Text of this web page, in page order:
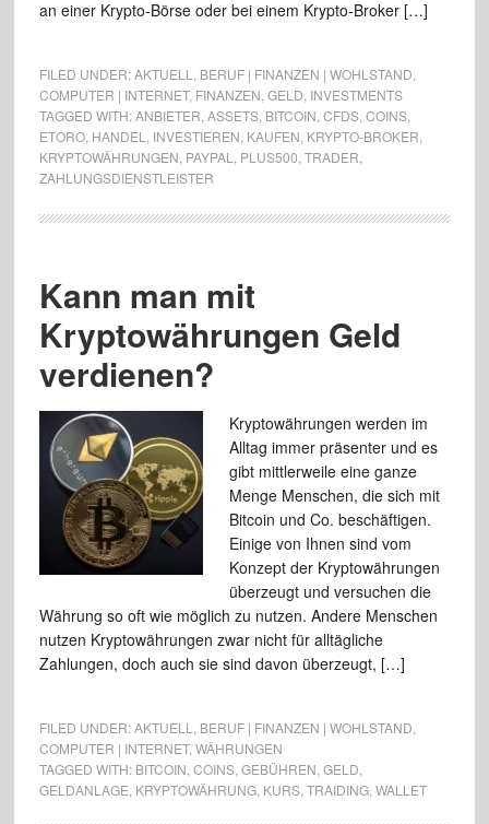
an einer Krypto-Börse oder bei einem Krypto-Broker […]
FILED UNDER:AKTUELL BERUF | FINANZEN | WOHLSTAND
COMPUTER | INTERNET, FINANZEN GELD INVESTMENTS
TAGGED WITH:ANBIETER ASSETS, BITCOIN CFDS, COINS,
ETORO, HANDEL INVESTIEREN KAUFEN KRYPTO-BROKER
KRYPTOWÄHRUNGEN PAYPAL PLUS500 TRADER
ZAHLUNGSDIENSTLEISTER
Kann man mit
Kryptowährungen Geld
verdienen?
Kryptowährungen werden im
Alltag immer präsenter und es
gibt mittlerweile eine ganze
Menge Menschen, die sich mit
Bitcoin und Co. beschäftigen.
Einige von Ihnen sind vom
Konzept der Kryptowährungen
überzeugt und versuchen die
Währung so oft wie möglich zu nutzen. Andere Menschen
nutzen Kryptowährungen zwar nicht für alltägliche
Zahlungen, doch auch sie sind davon überzeugt, […]
FILED UNDER:AKTUELL BERUF | FINANZEN | WOHLSTAND
COMPUTER | INTERNET, WÄHRUNGEN
TAGGED WITH: BITCOIN COINS, GEBÜHREN GELD
GELDANLAGE KRYPTOWÄHRUNG, KURS, TRAIDING, WALLET